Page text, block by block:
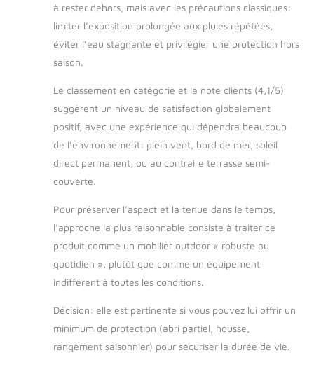
à rester dehors, mais avec les précautions classiques:
limiter l’exposition prolongée aux pluies répétées,
éviter l’eau stagnante et privilégier une protection hors
saison.
Le classement en catégorie et la note clients (4,1/5)
suggèrent un niveau de satisfaction globalement
positif, avec une expérience qui dépendra beaucoup
de l’environnement: plein vent, bord de mer, soleil
direct permanent, ou au contraire terrasse semi-
couverte.
Pour préserver l’aspect et la tenue dans le temps,
l’approche la plus raisonnable consiste à traiter ce
produit comme un mobilier outdoor « robuste au
quotidien », plutôt que comme un équipement
indifférent à toutes les conditions.
Décision: elle est pertinente si vous pouvez lui offrir un
minimum de protection (abri partiel, housse,
rangement saisonnier) pour sécuriser la durée de vie.